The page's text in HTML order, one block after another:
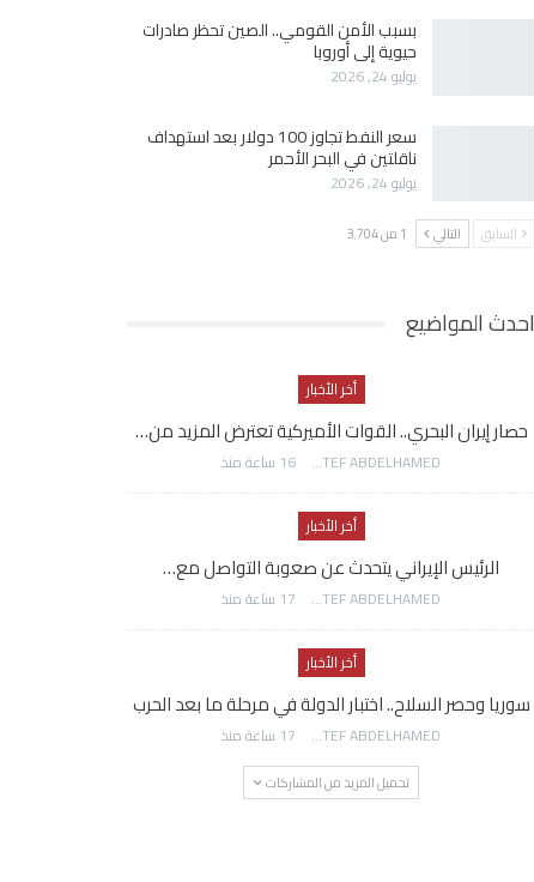
بسبب الأمن القومي.. الصين تحظر صادرات
حيوية إلى أوروبا
يوليو 24, 2026
سعر النفط تجاوز 100 دولار بعد استهداف
ناقلتين في البحر الأحمر
يوليو 24, 2026
السابق التالي 1 من 3٬704
احدث المواضيع
أخر الأخبار
حصار إيران البحري.. القوات الأميركية تعترض المزيد من…
AWATEF ABDELHAMED 16 ساعة منذ
أخر الأخبار
الرئيس الإيراني يتحدث عن صعوبة التواصل مع…
AWATEF ABDELHAMED 17 ساعة منذ
أخر الأخبار
سوريا وحصر السلاح.. اختبار الدولة في مرحلة ما بعد الحرب
AWATEF ABDELHAMED 17 ساعة منذ
تحميل المزيد من المشاركات